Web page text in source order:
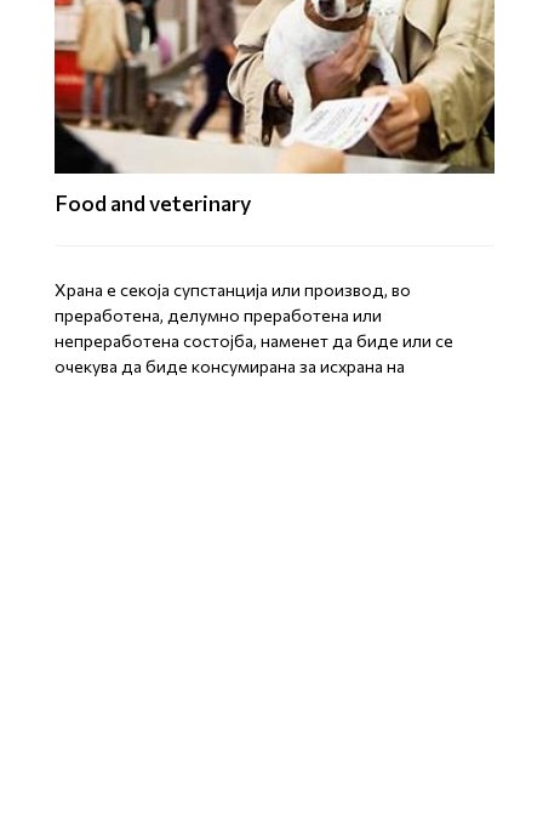
Food and veterinary
Храна е секоја супстанција или производ, во
преработена, делумно преработена или
непреработена состојба, наменет да биде или се
очекува да биде консумирана за исхрана на